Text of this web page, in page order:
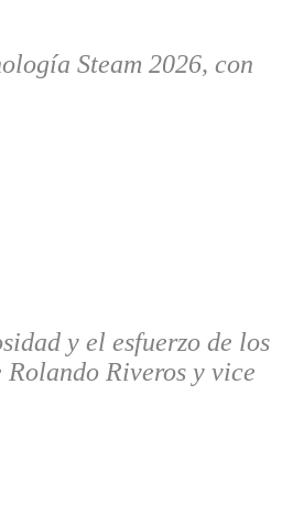
Steam 2026, con
y el esfuerzo de los
Riveros y vice